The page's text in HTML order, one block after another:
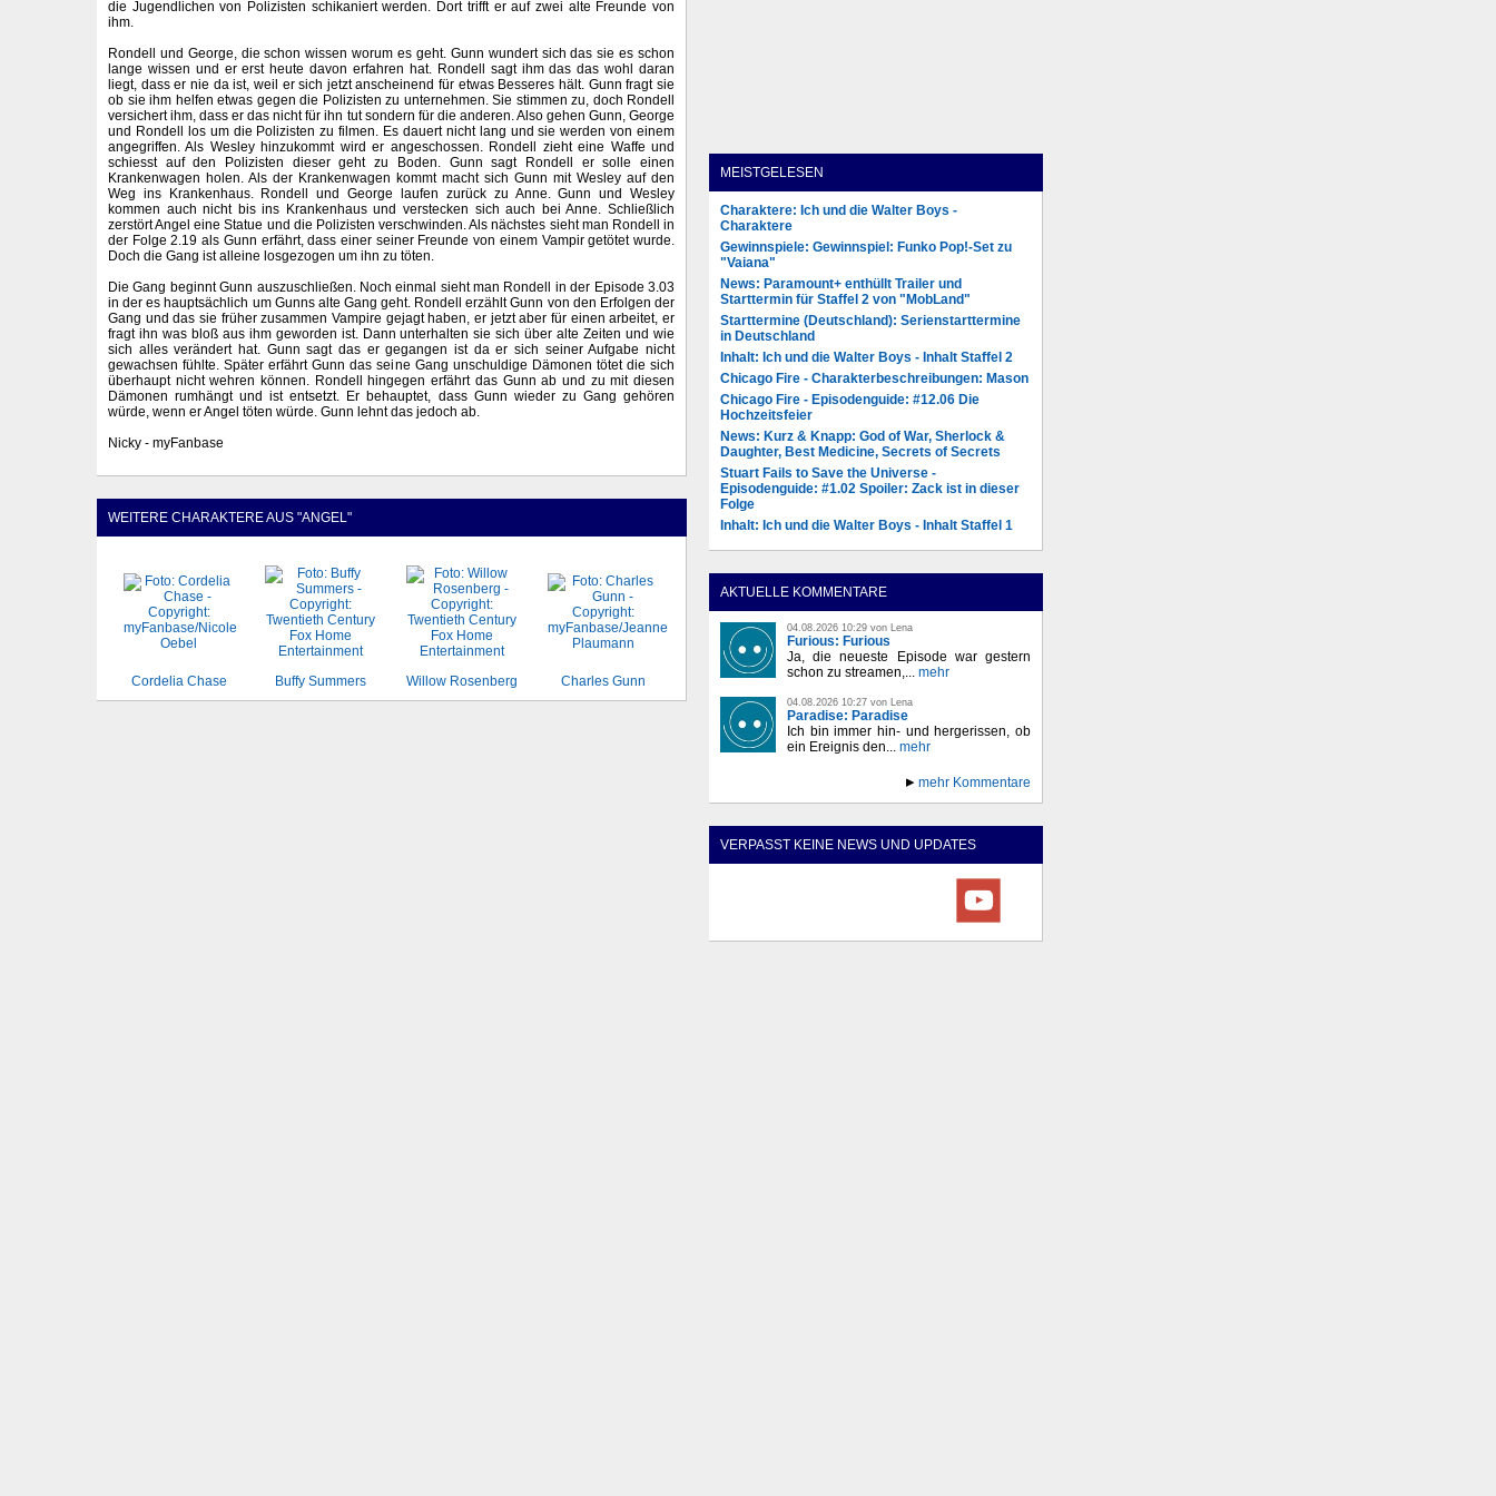
die Jugendlichen von Polizisten schikaniert werden. Dort trifft er auf zwei alte Freunde von
ihm.
Rondell und George, die schon wissen worum es geht. Gunn wundert sich das sie es schon
lange wissen und er erst heute davon erfahren hat. Rondell sagt ihm das das wohl daran
liegt, dass er nie da ist, weil er sich jetzt anscheinend für etwas Besseres hält. Gunn fragt sie
ob sie ihm helfen etwas gegen die Polizisten zu unternehmen. Sie stimmen zu, doch Rondell
versichert ihm, dass er das nicht für ihn tut sondern für die anderen. Also gehen Gunn, George
und Rondell los um die Polizisten zu filmen. Es dauert nicht lang und sie werden von einem
angegriffen. Als Wesley hinzukommt wird er angeschossen. Rondell zieht eine Waffe und
schiesst auf den Polizisten dieser geht zu Boden. Gunn sagt Rondell er solle einen
Krankenwagen holen. Als der Krankenwagen kommt macht sich Gunn mit Wesley auf den
Weg ins Krankenhaus. Rondell und George laufen zurück zu Anne. Gunn und Wesley
kommen auch nicht bis ins Krankenhaus und verstecken sich auch bei Anne. Schließlich
zerstört Angel eine Statue und die Polizisten verschwinden. Als nächstes sieht man Rondell in
der Folge 2.19 als Gunn erfährt, dass einer seiner Freunde von einem Vampir getötet wurde.
Doch die Gang ist alleine losgezogen um ihn zu töten.
Die Gang beginnt Gunn auszuschließen. Noch einmal sieht man Rondell in der Episode 3.03
in der es hauptsächlich um Gunns alte Gang geht. Rondell erzählt Gunn von den Erfolgen der
Gang und das sie früher zusammen Vampire gejagt haben, er jetzt aber für einen arbeitet, er
fragt ihn was bloß aus ihm geworden ist. Dann unterhalten sie sich über alte Zeiten und wie
sich alles verändert hat. Gunn sagt das er gegangen ist da er sich seiner Aufgabe nicht
gewachsen fühlte. Später erfährt Gunn das seine Gang unschuldige Dämonen tötet die sich
überhaupt nicht wehren können. Rondell hingegen erfährt das Gunn ab und zu mit diesen
Dämonen rumhängt und ist entsetzt. Er behauptet, dass Gunn wieder zu Gang gehören
würde, wenn er Angel töten würde. Gunn lehnt das jedoch ab.
Nicky - myFanbase
WEITERE CHARAKTERE AUS "ANGEL"
Cordelia Chase Buffy Summers Willow Rosenberg Charles Gunn
MEISTGELESEN
Charaktere: Ich und die Walter Boys -
Charaktere
Gewinnspiele: Gewinnspiel: Funko Pop!-Set zu
"Vaiana"
News: Paramount+ enthüllt Trailer und
Starttermin für Staffel 2 von "MobLand"
Starttermine (Deutschland): Serienstarttermine
in Deutschland
Inhalt: Ich und die Walter Boys - Inhalt Staffel 2
Chicago Fire - Charakterbeschreibungen: Mason
Chicago Fire - Episodenguide: #12.06 Die
Hochzeitsfeier
News: Kurz & Knapp: God of War, Sherlock &
Daughter, Best Medicine, Secrets of Secrets
Stuart Fails to Save the Universe -
Episodenguide: #1.02 Spoiler: Zack ist in dieser
Folge
Inhalt: Ich und die Walter Boys - Inhalt Staffel 1
AKTUELLE KOMMENTARE
04.08.2026 10:29 von Lena
Furious: Furious
Ja, die neueste Episode war gestern
schon zu streamen,... mehr
04.08.2026 10:27 von Lena
Paradise: Paradise
Ich bin immer hin- und hergerissen, ob
ein Ereignis den... mehr
mehr Kommentare
VERPASST KEINE NEWS UND UPDATES